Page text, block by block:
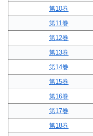
第10巻
第11巻
第12巻
第13巻
第14巻
第15巻
第16巻
第17巻
第18巻